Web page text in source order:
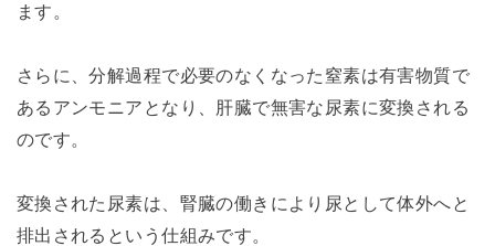
ます。
さらに、分解過程で必要のなくなった窒素は有害物質で
あるアンモニアとなり、肝臓で無害な尿素に変換される
のです。
変換された尿素は、腎臓の働きにより尿として体外へと
排出されるという仕組みです。